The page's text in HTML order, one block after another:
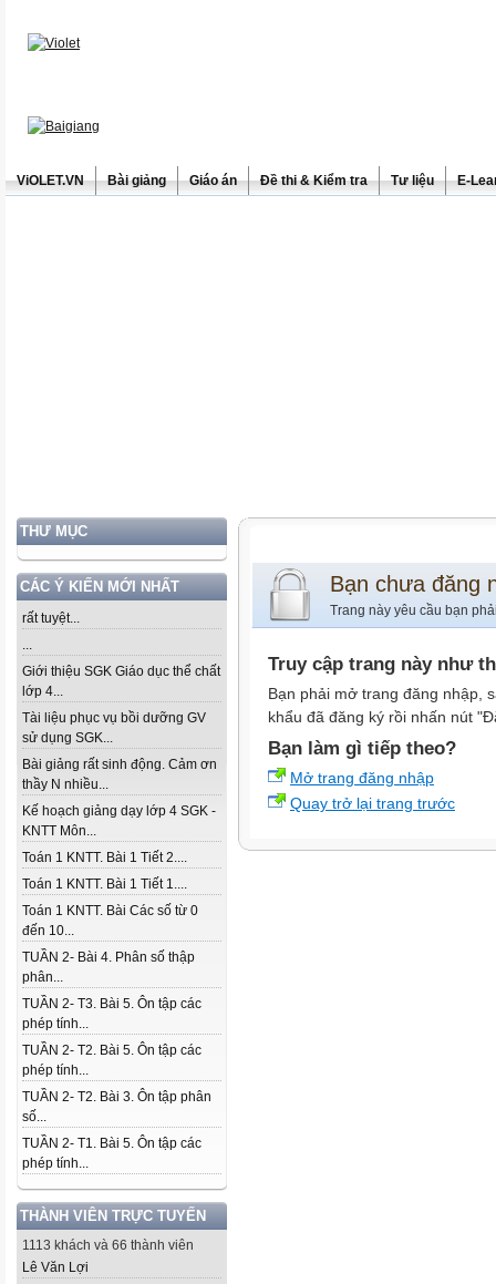
ViOLET.VN Bài giảng Giáo án Đề thi & Kiểm tra Tư liệu E-
THƯ MỤC
CÁC Ý KIẾN MỚI NHẤT
rất tuyệt...
...
Giới thiệu SGK Giáo dục thể chất
lớp 4...
Tài liệu phục vụ bồi dưỡng GV
sử dụng SGK...
Bài giảng rất sinh động. Cảm ơn
thầy N nhiều...
Kế hoạch giảng dạy lớp 4 SGK -
KNTT Môn...
Toán 1 KNTT. Bài 1 Tiết 2....
Toán 1 KNTT. Bài 1 Tiết 1....
Toán 1 KNTT. Bài Các số từ 0
đến 10...
TUẦN 2- Bài 4. Phân số thập
phân...
TUẦN 2- T3. Bài 5. Ôn tập các
phép tính...
TUẦN 2- T2. Bài 5. Ôn tập các
phép tính...
TUẦN 2- T2. Bài 3. Ôn tập phân
số...
TUẦN 2- T1. Bài 5. Ôn tập các
phép tính...
THÀNH VIÊN TRỰC TUYẾN
1113 khách và 66 thành viên
Lê Văn Lợi
Bạn chưa đăng
Trang này yêu cầu bạn
Truy cập trang này như
Bạn phải mở trang đăng nhập,
khẩu đã đăng ký rồi nhấn nút
Bạn làm gì tiếp theo?
Mở trang đăng nhập
Quay trở lại trang trước